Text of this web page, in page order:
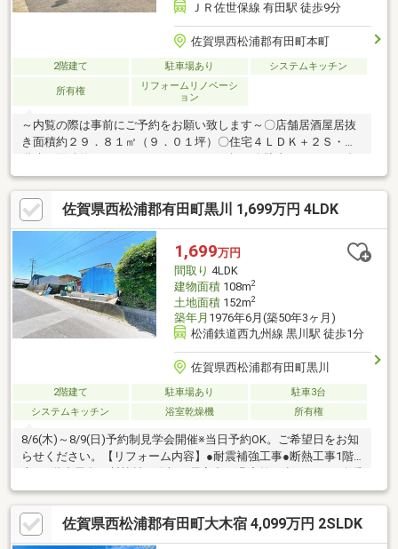
ＪＲ佐世保線 有田駅 徒歩9分
佐賀県西松浦郡有田町本町
2階建て 駐車場あり システムキッチン
所有権
リフォームリノベーシ
ョン
～内覧の際は事前にご予約をお願い致します～〇店舗居酒屋居抜
き面積約２９．８１㎡（９．０１坪）〇住宅４ＬＤＫ＋２Ｓ・２
可能〇居抜き備品相談可〇外壁塗装済〇有田中部小学校・有田中
学校エリア☆おすすめポイント☆〇家賃ゼロで自分の店を持てる
〇通勤時間ゼロで仕事ができる 〇低金利住宅ローンを利用でき
る場合がある〇経費計上による節税効果がある 〇居住しながら
店舗部分を貸すことができ、収入を得られる■ご見学は直接スタ
ッフまでどうぞ■※スタッフ もりやま（０９０－７９２３－８５
３２）※１０時～１７時対応可
佐賀県西松浦郡有田町黒川 1,699万円 4LDK
1,699万円
間取り 4LDK
建物面積108m2
土地面積152m2
築年月 1976年6月(築50年3ヶ月)
松浦鉄道西九州線 黒川駅 徒歩1分
佐賀県西松浦郡有田町黒川
2階建て 駐車場あり
駐車3台
システムキッチン
浴室乾燥機 所有権
8/6(木)～8/9(日)予約制見学会開催※当日予約OK。ご希望日をお知
らせください。【リフォーム内容】●耐震補強工事●断熱工事1階
房効率も上がります●標準シロアリ防除工事、クリーニング、鍵
交換、雨漏り点検、設備点検●外構・外装駐車場拡張、屋根塗
装、外壁塗装一部張替●ライフライン浄化槽交換●水回りシステム
キッチン交換、ユニットバス交換、トイレ交換、洗面化粧台交換
佐賀県西松浦郡有田町大木宿 4,099万円 2SLDK